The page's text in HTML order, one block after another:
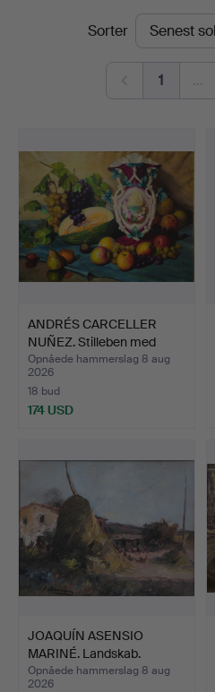
SlutpriserSorter
1 …
ANDRÉS CARCELLER
NUÑEZ. Stilleben med
vase.
Opnåede hammerslag 8 aug
2026
18 bud
174 USD
JOAQUÍN ASENSIO
MARINÉ. Landskab.
Opnåede hammerslag 8 aug
2026